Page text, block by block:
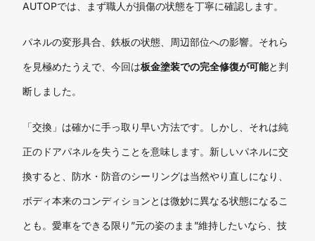
AUTOPでは、まず職人が損傷の状態を丁寧に確認します。
パネルの変形具合、鉄板の状態、周辺部位への影響。それら
を見極めたうえで、今回は板金塗装での完全修復が可能と判
断しました。
「交換」は確かに手っ取り早い方法です。しかし、それは純
正のドアパネルを失うことを意味します。新しいパネルに交
換すると、防水・防音のシーリングは当然やり直しになり、
ボディ本来のコンディションとは微妙に異なる状態になるこ
とも。愛車をできる限り”元の姿のまま”維持したいなら、技